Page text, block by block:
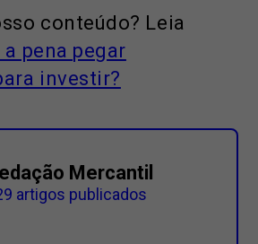
conteúdo? Leia
a pena pegar
investir?
Mercantil
artigos publicados